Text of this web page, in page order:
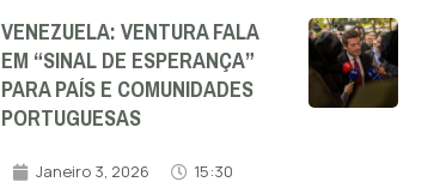
VENEZUELA: VENTURA FALA
EM “SINAL DE ESPERANÇA”
PARA PAÍS E COMUNIDADES
PORTUGUESAS
Janeiro 3, 2026 15:30